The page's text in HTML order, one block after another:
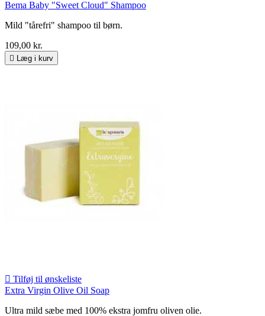
Bema Baby "Sweet Cloud" Shampoo
Mild "tårefri" shampoo til børn.
109,00 kr.
 Læg i kurv
 Tilføj til ønskeliste
Extra Virgin Olive Oil Soap
Ultra mild sæbe med 100% ekstra jomfru oliven olie.